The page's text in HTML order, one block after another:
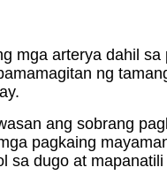
mga arterya dahil
ng
ang sobrang
pagkaing
dugo at